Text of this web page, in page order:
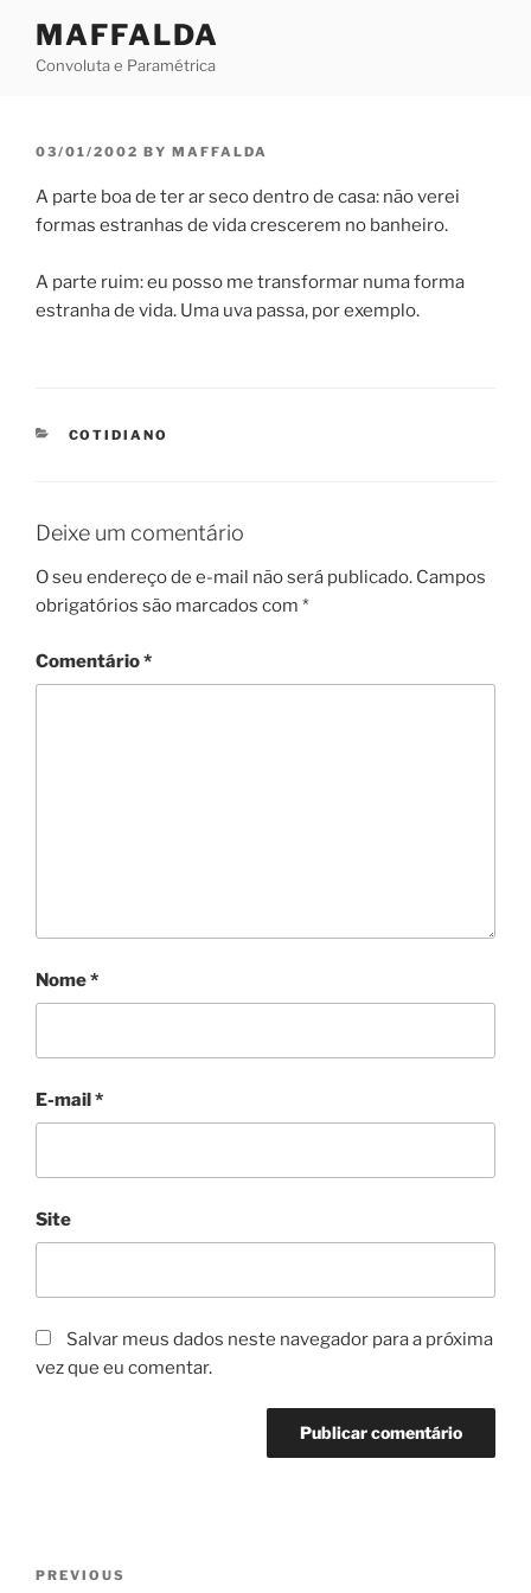
content
MAFFALDA
Convoluta e Paramétrica
POSTED
03/01/2002 BY MAFFALDA
A parte boa de ter ar seco dentro de casa: não verei
formas estranhas de vida crescerem no banheiro.
A parte ruim: eu posso me transformar numa forma
estranha de vida. Uma uva passa, por exemplo.
CATEGORIES
COTIDIANO
Deixe um comentário
O seu endereço de e-mail não será publicado. Campos
obrigatórios são marcados com *
Comentário*
Nome*
E-mail*
Site
Salvar meus dados neste navegador para a próxima
vez que eu comentar.
Navegação
Previous
PREVIOUS